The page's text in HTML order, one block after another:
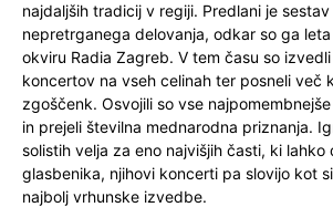
najdaljših tradicij v regiji. Predlani je
nepretrganega delovanja, odkar so ga
okviru Radia Zagreb. V tem času so
koncertov na vseh celinah ter posneli več
zgoščenk. Osvojili so vse
in prejeli številna mednarodna priznanja.
solistih velja za eno najvišjih časti, ki lahko
glasbenika, njihovi koncerti pa slovijo kot
najbolj vrhunske izvedbe.